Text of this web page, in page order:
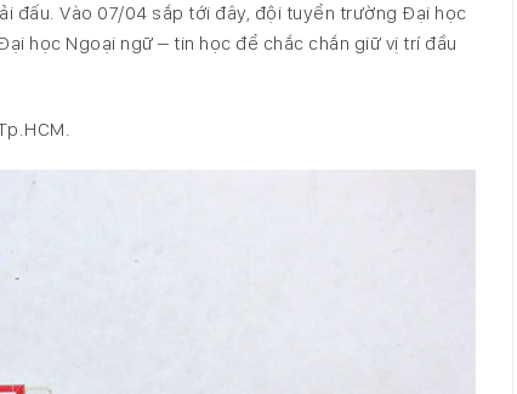
đấu. Vào 07/04 sắp tới đây, đội tuyển trường Đại học
học Ngoại ngữ – tin học để chắc chắn giữ vị trí đầu